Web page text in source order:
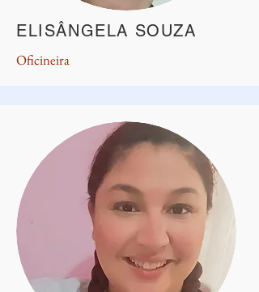
ELISÂNGELA SOUZA
Oficineira